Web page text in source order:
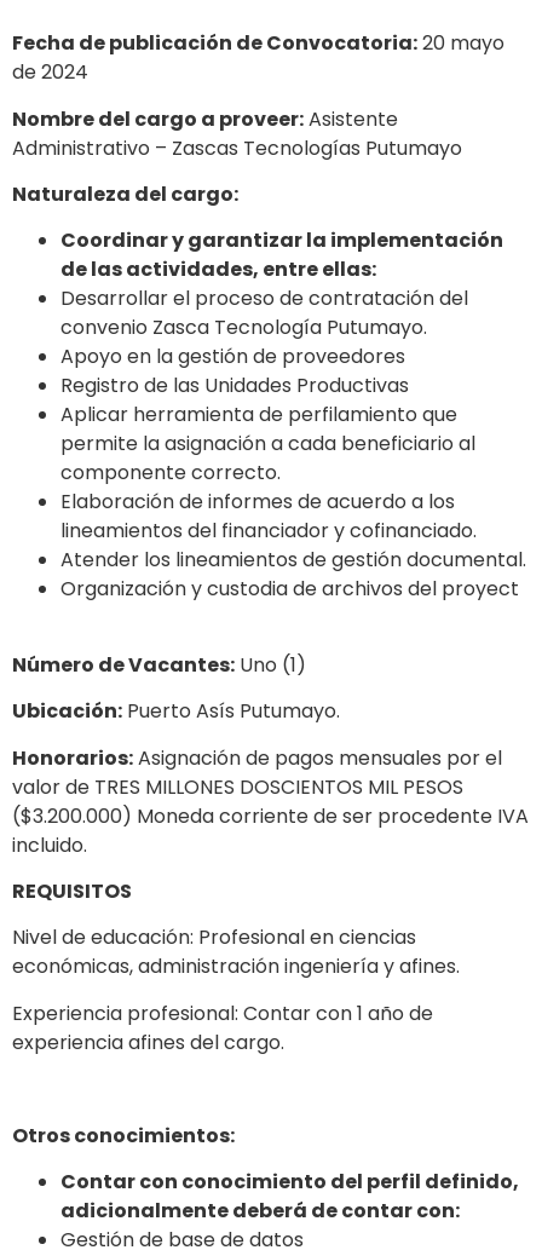
Fecha de publicación de Convocatoria:20 mayo
de 2024
Nombre del cargo a proveer:Asistente
Administrativo – Zascas Tecnologías Putumayo
Naturaleza del cargo:
Coordinar y garantizar la implementación
de las actividades, entre ellas:
Desarrollar el proceso de contratación del
convenio Zasca Tecnología Putumayo.
Apoyo en la gestión de proveedores
Registro de las Unidades Productivas
Aplicar herramienta de perfilamiento que
permite la asignación a cada beneficiario al
componente correcto.
Elaboración de informes de acuerdo a los
lineamientos del financiador y cofinanciado.
Atender los lineamientos de gestión documental.
Organización y custodia de archivos del proyect
Número de Vacantes: Uno (1)
Ubicación: Puerto Asís Putumayo.
Honorarios:Asignación de pagos mensuales por el
valor de TRES MILLONES DOSCIENTOS MIL PESOS
($3.200.000) Moneda corriente de ser procedente IVA
incluido.
REQUISITOS
Nivel de educación: Profesional en ciencias
económicas, administración ingeniería y afines.
Experiencia profesional: Contar con 1 año de
experiencia afines del cargo.
Otros conocimientos:
Contar con conocimiento del perfil definido,
adicionalmente deberá de contar con:
Gestión de base de datos